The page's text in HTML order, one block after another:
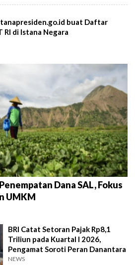
buat Daftar
RI di Istana Negara
Dana SAL, Fokus
UMKM
BRI Catat Setoran Pajak Rp8,1
Triliun pada Kuartal I 2026,
Pengamat Soroti Peran Danantara
NEWS